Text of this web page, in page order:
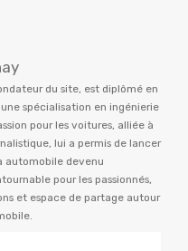
du site, est diplômé en
spécialisation en ingénierie
pour les voitures, alliée à
lui a permis de lancer
automobile devenu
pour les passionnés,
et espace de partage autour